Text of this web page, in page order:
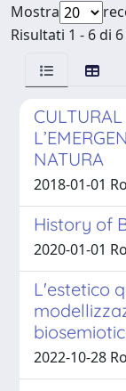
Mostra
Risultati 1 - 6 di
NATURA
2018-01-01
History of
2020-01-01
L'estetico
2022-10-28